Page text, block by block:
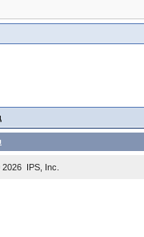
2026 IPS, Inc